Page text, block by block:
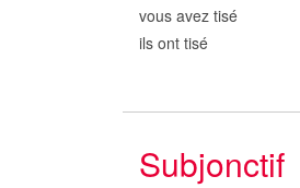
vous avez tisé
ils ont tisé
Subjonctif